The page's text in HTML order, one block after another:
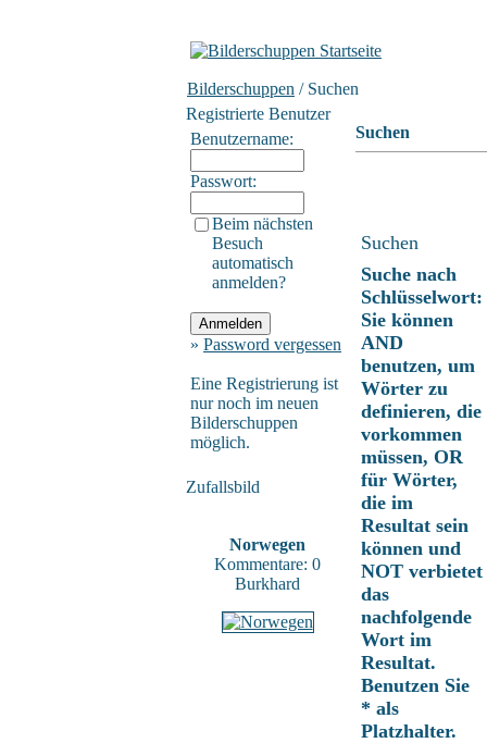
Bilderschuppen / Suchen
Registrierte Benutzer
Benutzername:
Passwort:
Beim nächsten
Besuch
automatisch
anmelden?
» Password vergessen
Eine Registrierung ist
nur noch im neuen
Bilderschuppen
möglich.
Zufallsbild
Norwegen
Kommentare: 0
Burkhard
Suchen
Suchen
Suche nach
Schlüsselwort:
Sie können
AND
benutzen, um
Wörter zu
definieren, die
vorkommen
müssen, OR
für Wörter,
die im
Resultat sein
können und
NOT verbietet
das
nachfolgende
Wort im
Resultat.
Benutzen Sie
* als
Platzhalter.